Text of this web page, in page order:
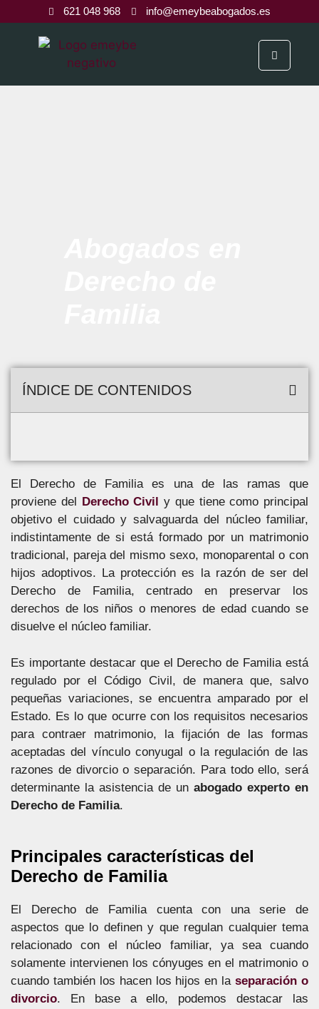
621 048 968 info@emeybeabogados.es
ÍNDICE DE CONTENIDOS
El Derecho de Familia es una de las ramas que
proviene del Derecho Civil y que tiene como principal
objetivo el cuidado y salvaguarda del núcleo familiar,
indistintamente de si está formado por un matrimonio
tradicional, pareja del mismo sexo, monoparental o con
hijos adoptivos. La protección es la razón de ser del
Derecho de Familia, centrado en preservar los
derechos de los niños o menores de edad cuando se
disuelve el núcleo familiar.
Es importante destacar que el Derecho de Familia está
regulado por el Código Civil, de manera que, salvo
pequeñas variaciones, se encuentra amparado por el
Estado. Es lo que ocurre con los requisitos necesarios
para contraer matrimonio, la fijación de las formas
aceptadas del vínculo conyugal o la regulación de las
razones de divorcio o separación. Para todo ello, será
determinante la asistencia de un abogado experto en
Derecho de Familia.
Principales características del
Derecho de Familia
El Derecho de Familia cuenta con una serie de
aspectos que lo definen y que regulan cualquier tema
relacionado con el núcleo familiar, ya sea cuando
solamente intervienen los cónyuges en el matrimonio o
cuando también los hacen los hijos en laseparación o
divorcio. En base a ello, podemos destacar las